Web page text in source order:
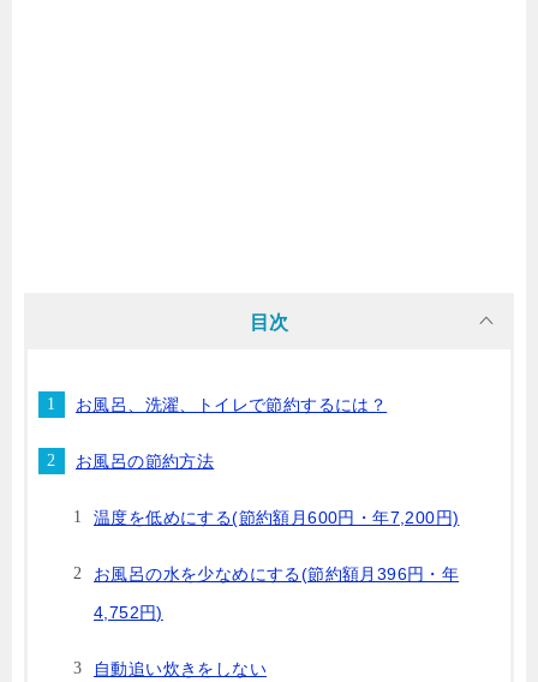
目次
お風呂、洗濯、トイレで節約するには？
お風呂の節約方法
温度を低めにする(節約額月600円・年7,200円)
お風呂の水を少なめにする(節約額月396円・年
4,752円)
自動追い炊きをしない